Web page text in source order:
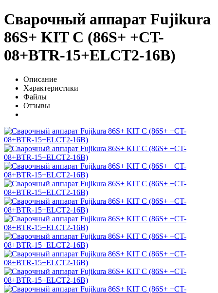
Сварочный аппарат Fujikura
86S+ KIT С (86S+ +CT-
08+BTR-15+ELCT2-16B)
Описание
Характеристики
Файлы
Отзывы